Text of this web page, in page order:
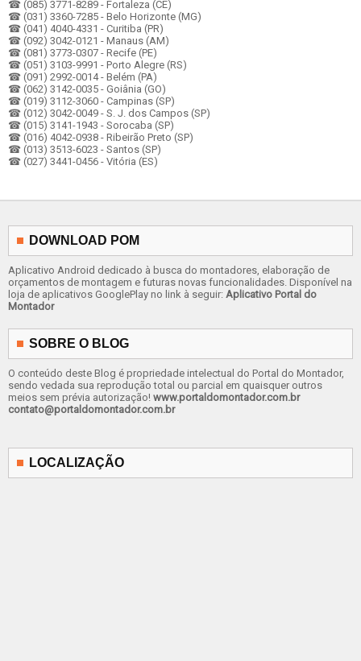
☎ (085) 3771-8289 - Fortaleza (CE)
☎ (031) 3360-7285 - Belo Horizonte (MG)
☎ (041) 4040-4331 - Curitiba (PR)
☎ (092) 3042-0121 - Manaus (AM)
☎ (081) 3773-0307 - Recife (PE)
☎ (051) 3103-9991 - Porto Alegre (RS)
☎ (091) 2992-0014 - Belém (PA)
☎ (062) 3142-0035 - Goiânia (GO)
☎ (019) 3112-3060 - Campinas (SP)
☎ (012) 3042-0049 - S. J. dos Campos (SP)
☎ (015) 3141-1943 - Sorocaba (SP)
☎ (016) 4042-0938 - Ribeirão Preto (SP)
☎ (013) 3513-6023 - Santos (SP)
☎ (027) 3441-0456 - Vitória (ES)
DOWNLOAD POM
Aplicativo Android dedicado à busca do montadores, elaboração de
orçamentos de montagem e futuras novas funcionalidades. Disponível na
loja de aplicativos GooglePlay no link à seguir: Aplicativo Portal do
Montador
SOBRE O BLOG
O conteúdo deste Blog é propriedade intelectual do Portal do Montador,
sendo vedada sua reprodução total ou parcial em quaisquer outros
meios sem prévia autorização! www.portaldomontador.com.br
contato@portaldomontador.com.br
LOCALIZAÇÃO